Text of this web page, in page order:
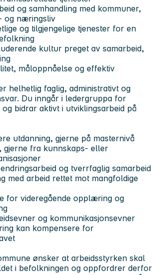
og samhandling med kommuner,
og næringsliv
og tilgjengelige tjenester for en
kultur preget av samarbeid,
måloppnåelse og effektiv
helhetlig faglig, administrativt og
Du inngår i ledergruppa for
bidrar aktivt i utviklingsarbeid på
utdanning, gjerne på masternivå
gjerne fra kunnskaps- eller
og tverrfaglig samarbeid
med arbeid rettet mot mangfoldige
for videregående opplæring og
og kommunikasjonsevner
kan kompensere for
ønsker at arbeidsstyrken skal
i befolkningen og oppfordrer derfor